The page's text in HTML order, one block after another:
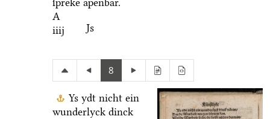
A
iiij
Js
8
Ys ydt nicht ein
wunderlyck dinck